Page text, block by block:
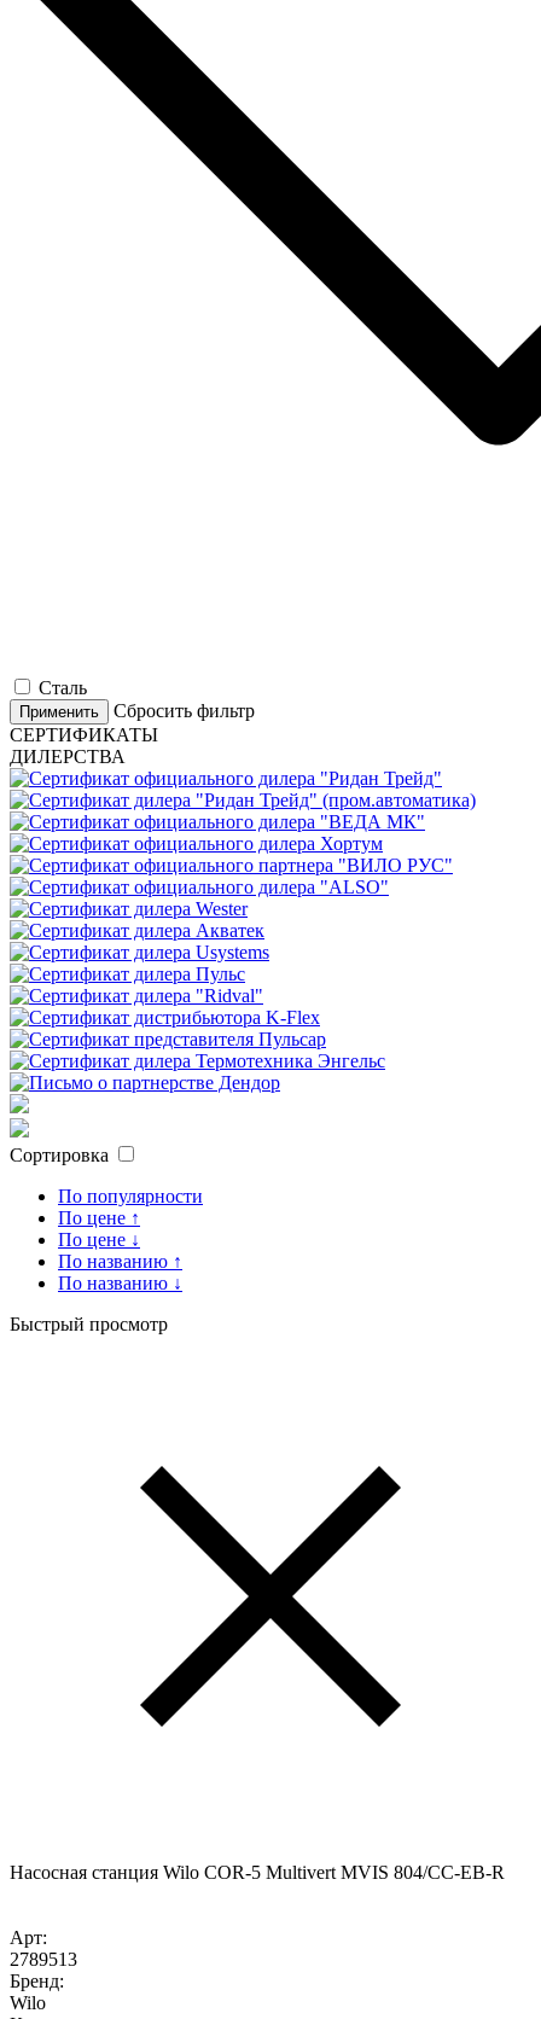
Сталь
Применить
Сбросить фильтр
СЕРТИФИКАТЫ
ДИЛЕРСТВА
Сортировка
По популярности
По цене ↑
По цене ↓
По названию ↑
По названию ↓
Быстрый просмотр
Насосная станция Wilo COR-5 Multivert MVIS 804/CC-EB-R
Арт:
2789513
Бренд:
Wilo